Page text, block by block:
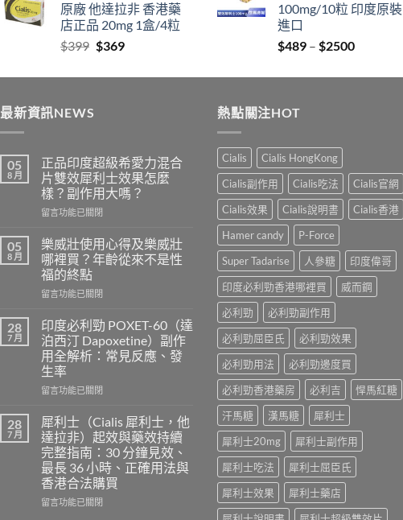
through
$2099
原廠 他達拉非 香港藥
店正品 20mg 1盒/4粒
$399 Original
was:
$369Current
is:
$2099
100mg/10粒 印度原裝
進口
$489 – $2500Price
$489
最新資訊NEWS
05
8 月
正品印度超級希愛力混合
片雙效犀利士效果怎麼
樣？副作用大嗎？
在
品
印
度
超
級
愛
力
混
合
片
雙
犀
利
士
效
果
怎
麼
留言功能已關閉
05
8 月
樂威壯使用心得及樂威壯
哪裡買？年齡從來不是性
福的終點
在
威
壯
使
用
心
得
樂
威
壯
哪
裡
買？
年
留言功能已關閉
28
7 月
印度必利勁 POXET-60（達
泊西汀 Dapoxetine）副作
用全解析：常見反應、發
生率
在
度
必
利
勁
POXET-
60（達
泊
留言功能已關閉
28
7 月
犀利士（Cialis 犀利士，他
達拉非）起效與藥效持續
完整指南：30 分鐘見效、
最長 36 小時、正確用法與
香港合法購買
在
留言功能已關閉
熱點關注HOT
Cialis
Cialis HongKong
Cialis副作用
Cialis吃法
Cialis官網
Cialis效果
Cialis說明書
Cialis香港
Hamer candy
P-Force
Super Tadarise
人參糖
印度偉哥
印度必利勁香港哪裡買
威而鋼
必利勁
必利勁副作用
必利勁屈臣氏
必利勁效果
必利勁用法
必利勁邊度買
必利勁香港藥房
必利吉
悍馬紅糖
汗馬糖
漢馬糖
犀利士
犀利士20mg
犀利士副作用
犀利士吃法
犀利士屈臣氏
犀利士效果
犀利士藥店